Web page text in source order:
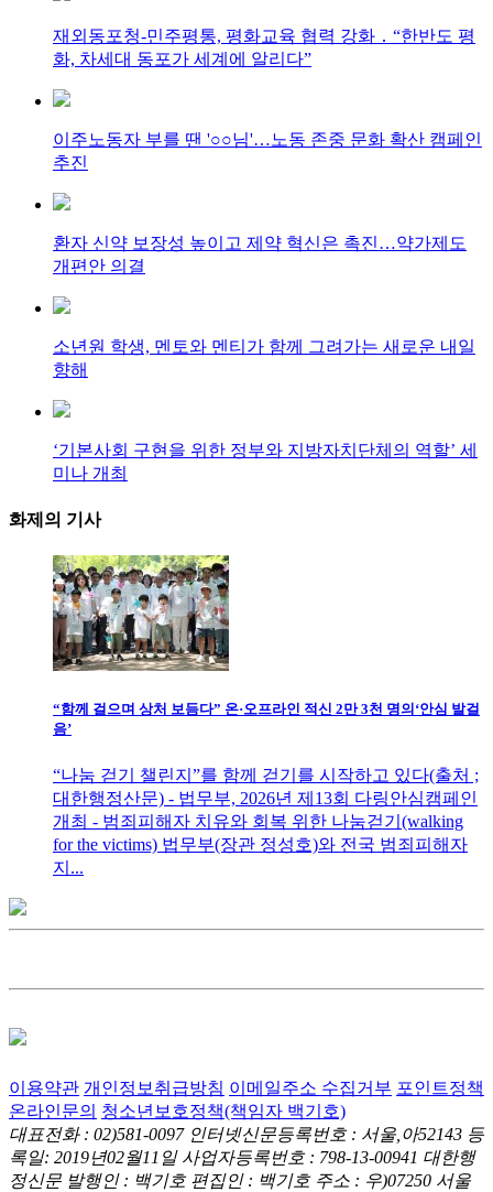
재외동포청-민주평통, 평화교육 협력 강화 ․ “한반도 평
화, 차세대 동포가 세계에 알리다”
이주노동자 부를 땐 '○○님'…노동 존중 문화 확산 캠페인
추진
환자 신약 보장성 높이고 제약 혁신은 촉진…약가제도
개편안 의결
소년원 학생, 멘토와 멘티가 함께 그려가는 새로운 내일
향해
‘기본사회 구현을 위한 정부와 지방자치단체의 역할’ 세
미나 개최
화제의 기사
“함께 걸으며 상처 보듬다” 온·오프라인 적신 2만 3천 명의‘안심 발걸
음’
“나눔 걷기 챌린지”를 함께 걷기를 시작하고 있다(출처 ;
대한행정산문) - 법무부, 2026년 제13회 다링안심캠페인
개최 - 범죄피해자 치유와 회복 위한 나눔걷기(walking
for the victims) 법무부(장관 정성호)와 전국 범죄피해자
지...
이용약관 개인정보취급방침 이메일주소 수집거부 포인트정책
온라인문의 청소년보호정책(책임자 백기호)
대표전화 : 02)581-0097 인터넷신문등록번호 : 서울,아52143 등
록일: 2019년02월11일 사업자등록번호 : 798-13-00941 대한행
정신문 발행인 : 백기호 편집인 : 백기호 주소 : 우)07250 서울